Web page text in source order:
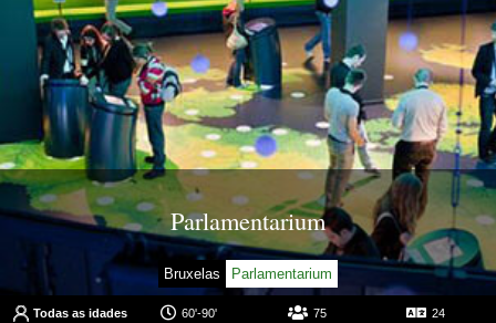
Parlamentarium
Bruxelas Parlamentarium
Todas as idades 60'-90' 75 24